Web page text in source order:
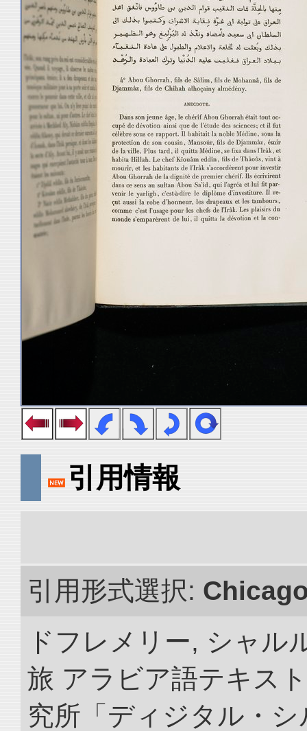
引用情報
引用形式選択:
ドフレメリー, シャル
旅 アラビア語テキス
究所「ディジタル・